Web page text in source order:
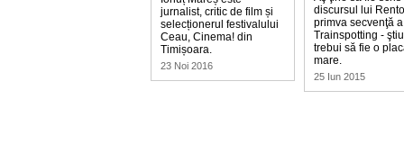
jurnalist, critic de film și
selecționerul festivalului
Ceau, Cinema! din
Timișoara.
23 Noi 2016
discursul lui
primva secvenţă a
Trainspotting -
trebui să fie o
mare.
25 Iun 2015